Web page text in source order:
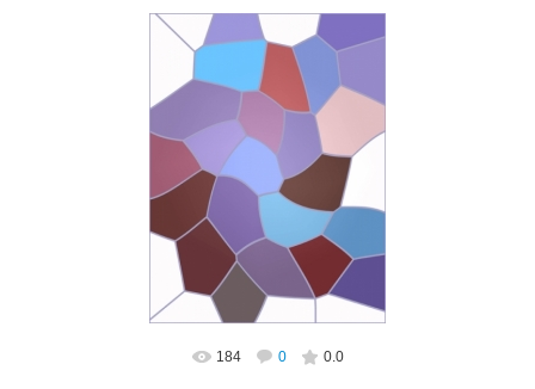
02.03.2023
ВетВиктор
184 0 0.0